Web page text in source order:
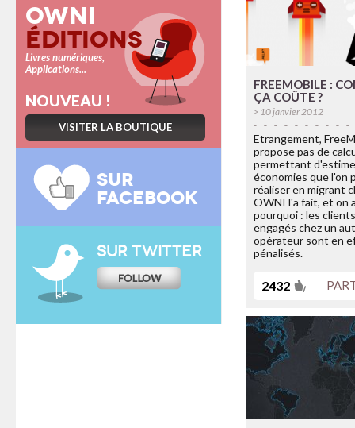
FREEMOBILE :
ÇA COÛTE ?
> 10 janvier 2012
Etrangement,
propose pas de
permettant
économies que l'on
réaliser en migrant
OWNI l'a fait, et on
pourquoi : les
engagés chez un
opérateur sont en
pénalisés.
2432
Des chercheurs de l'université
de Bristol et de l'école de
journalisme de l'université de
REVUE DU WEB
HACKE TON VAGIN
[Lu sur Scanlime] “Fabriquer un
vibromasseur qui écoute votre
Contrairement aux affirmations
du gouvernement la
délinquance n’a pas baissé
durant les huit dernières [...]
Owni
Éditions
Livres numériques,
Applications...
NOUVEAU !
VISITER LA BOUTIQUE
SUR
FACEBOOK
SUR TWITTER